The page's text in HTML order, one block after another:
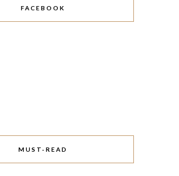
FACEBOOK
MUST-READ